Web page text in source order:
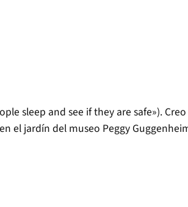
sleep and see if they are safe»).
el jardín del museo Peggy